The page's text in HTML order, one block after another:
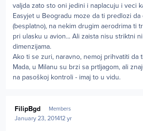
valjda zato sto oni jedini i naplacuju i veci
Easyjet u Beogradu moze da ti predlozi
(besplatno), na nekim drugim aerodrima ti
pri ulasku u avion... Ali zaista nisu striktni
dimenzijama.
Ako ti se zuri, naravno, nemoj prihvatiti da
Mada, u Milanu su brzi sa prtljagom, ali
na pasoškoj kontroli - imaj to u vidu.
FilipBgd Members
January 23, 201412 yr